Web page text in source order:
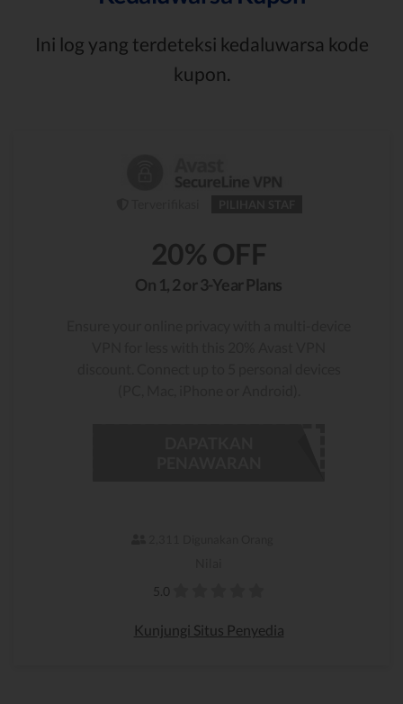
Ini log yang terdeteksi kedaluwarsa kode
kupon.
20% OFF
On 1, 2 or 3-Year Plans
5.0
Kunjungi Situs Penyedia